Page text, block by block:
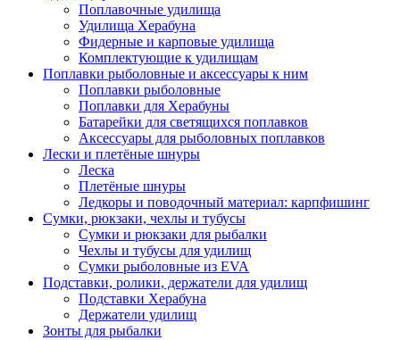
Поплавочные удилища
Удилища Херабуна
Фидерные и карповые удилища
Комплектующие к удилищам
Поплавки рыболовные и аксессуары к ним
Поплавки рыболовные
Поплавки для Херабуны
Батарейки для светящихся поплавков
Аксессуары для рыболовных поплавков
Лески и плетёные шнуры
Леска
Плетёные шнуры
Ледкоры и поводочный материал: карпфишинг
Сумки, рюкзаки, чехлы и тубусы
Сумки и рюкзаки для рыбалки
Чехлы и тубусы для удилищ
Сумки рыболовные из EVA
Подставки, ролики, держатели для удилищ
Подставки Херабуна
Держатели удилищ
Зонты для рыбалки